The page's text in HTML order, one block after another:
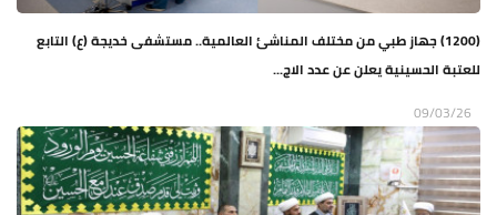
(1200) جهاز طبي من مختلف المناشئ العالمية.. مستشفى خديجة (ع) التابع
للعتبة الحسينية يعلن عن عدد الاج...
09/03/26